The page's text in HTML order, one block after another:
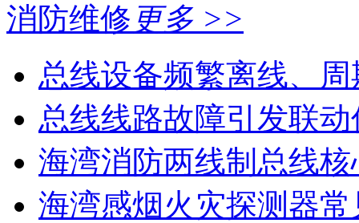
消防维修 更多 >>
总线设备频繁离线、
总线线路故障引发联
海湾消防两线制总线核
海湾感烟火灾探测器常